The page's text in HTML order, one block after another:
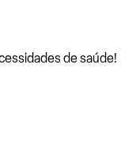
de saúde!